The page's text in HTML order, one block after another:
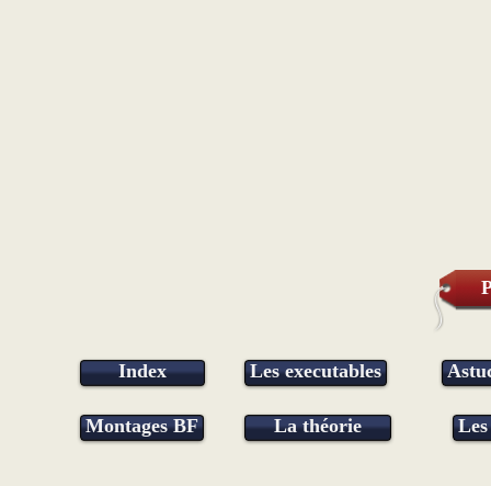
Index Les executables
Montages BF La théorie